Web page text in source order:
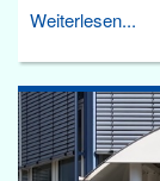
Weiterlesen...